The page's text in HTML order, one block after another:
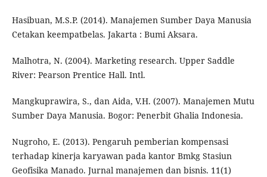
Hasibuan, M.S.P. (2014). Manajemen Sumber Daya Manusia
Cetakan keempatbelas. Jakarta : Bumi Aksara.
Malhotra, N. (2004). Marketing research. Upper Saddle
River: Pearson Prentice Hall. Intl.
Mangkuprawira, S., dan Aida, V.H. (2007). Manajemen Mutu
Sumber Daya Manusia. Bogor: Penerbit Ghalia Indonesia.
Nugroho, E. (2013). Pengaruh pemberian kompensasi
terhadap kinerja karyawan pada kantor Bmkg Stasiun
Geofisika Manado. Jurnal manajemen dan bisnis. 11(1)